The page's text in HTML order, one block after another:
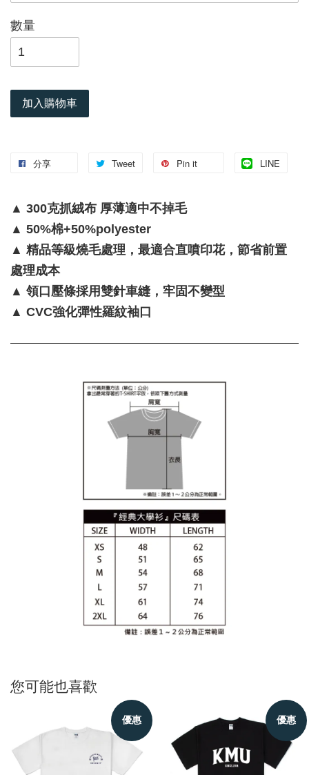
數量
加入購物車
分享 Tweet Pin it LINE
▲ 300克抓絨布 厚薄適中不掉毛
▲ 50%棉+50%polyester
▲ 精品等級燒毛處理，最適合直噴印花，節省前置
處理成本
▲ 領口壓條採用雙針車縫，牢固不變型
▲ CVC強化彈性羅紋袖口
您可能也喜歡
優惠 優惠